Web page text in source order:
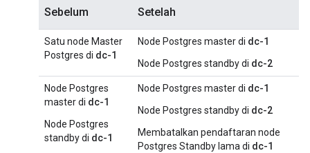
Sebelum Setelah
Satu node Master
Postgres di dc-1
Node Postgres master di dc-1
Node Postgres standby di dc-2
Node Postgres
master di dc-1
Node Postgres
standby di dc-1
Node Postgres master di dc-1
Node Postgres standby di dc-2
Membatalkan pendaftaran node
Postgres Standby lama di dc-1